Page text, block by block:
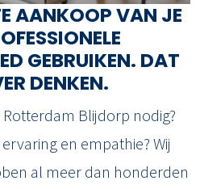
AANKOOP VAN JE
GEBRUIKEN. DAT
DENKEN.
Blijdorp nodig?
en empathie? Wij
al meer dan honderden